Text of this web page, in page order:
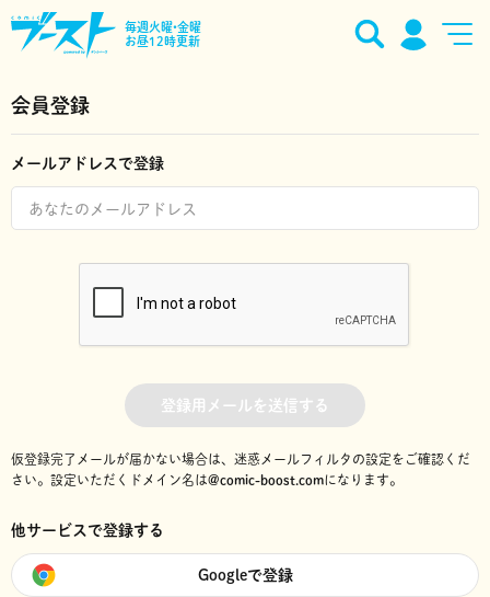
毎週火曜•金曜
お昼12時更新
会員登録
メールアドレスで登録
登録用メールを送信する
仮登録完了メールが届かない場合は、迷惑メールフィルタの設定をご確認くだ
さい。 設定いただくドメイン名は@comic-boost.comになります。
他サービスで登録する
Googleで登録